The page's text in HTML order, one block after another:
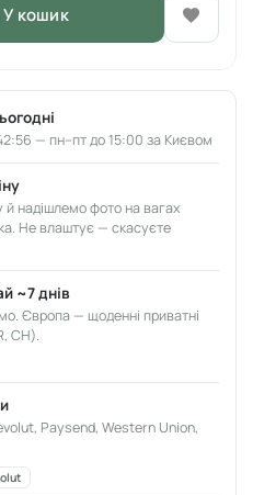
У кошик
— пн–пт до 15:00 за Києвом
надішлемо фото на вагах
Не влаштує — скасуєте
~7 днів
Європа — щоденні приватні
CH).
Paysend, Western Union,